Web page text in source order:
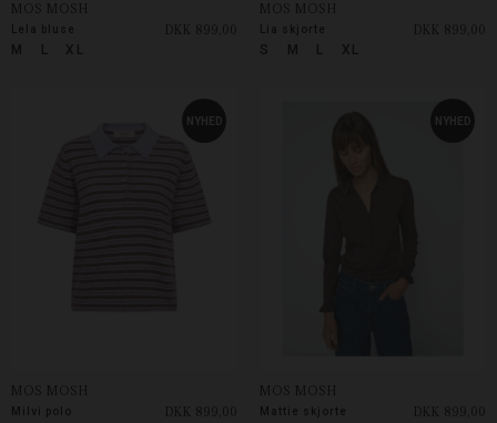
M L XL
MOS MOSH
Lela bluse DKK 899,00
S M L XL
MOS MOSH
Lia skjorte DKK 899,00
NYHED
MOS MOSH
Milvi polo DKK 899,00
NYHED
MOS MOSH
Mattie skjorte DKK 899,00